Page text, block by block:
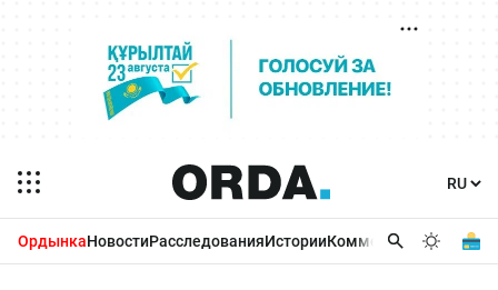
ОрдынкаНовостиРасследованияИсторииКомментарииБизнес